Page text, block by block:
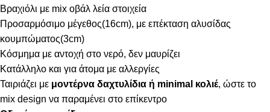
Βραχιόλι με mix οβάλ λεία στοιχεία
Προσαρμόσιμο μέγεθος(16cm), με επέκταση αλυσίδας
κουμπώματος(3cm)
Κόσμημα με αντοχή στο νερό, δεν μαυρίζει
Κατάλληλο και για άτομα με αλλεργίες
Ταιριάζει με μοντέρνα δαχτυλίδια ή minimal κολιέ, ώστε το
mix design να παραμένει στο επίκεντρο